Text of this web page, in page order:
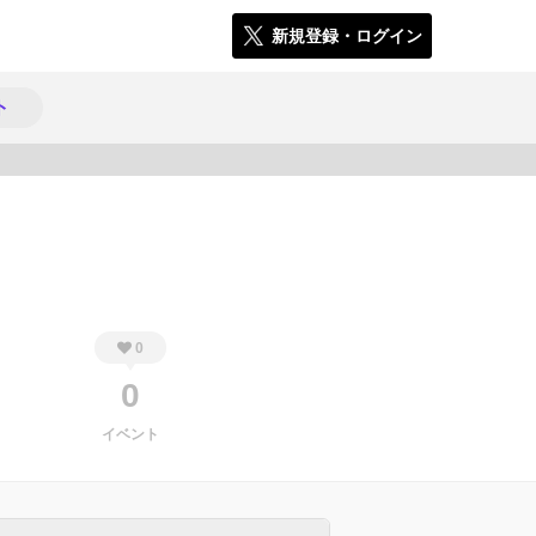
新規登録・ログイン
0
0
イベント